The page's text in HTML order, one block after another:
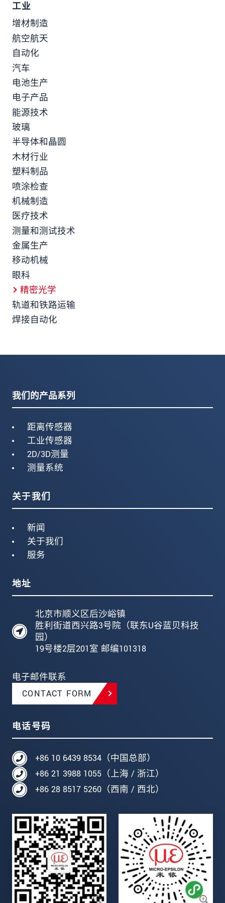
工业
增材制造
航空航天
自动化
汽车
电池生产
电子产品
能源技术
玻璃
半导体和晶圆
木材行业
塑料制品
喷涂检查
机械制造
医疗技术
测量和测试技术
金属生产
移动机械
眼科
精密光学
轨道和铁路运输
焊接自动化
我们的产品系列
距离传感器
工业传感器
2D/3D测量
测量系统
关于我们
新闻
关于我们
服务
地址
北京市顺义区后沙峪镇
胜利街道西兴路3号院（联东U谷蓝贝科技
园）
19号楼2层201室 邮编101318
电子邮件联系
CONTACT FORM
电话号码
+86 10 6439 8534（中国总部）
+86 21 3988 1055（上海 / 浙江）
+86 28 8517 5260（西南 / 西北）